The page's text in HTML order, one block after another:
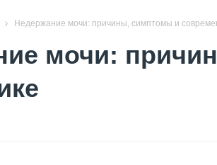
Недержание мочи: причины, симптомы и
мочи: